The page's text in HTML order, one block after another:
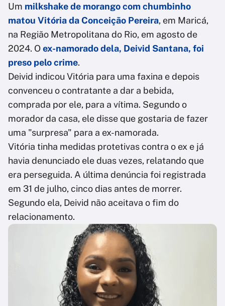
Um milkshake de morango com chumbinho
matou Vitória da Conceição Pereira, em Maricá,
na Região Metropolitana do Rio, em agosto de
2024. Oex-namorado dela, Deivid Santana, foi
preso pelo crime.
Deivid indicou Vitória para uma faxina e depois
convenceu o contratante a dar a bebida,
comprada por ele, para a vítima. Segundo o
morador da casa, ele disse que gostaria de fazer
uma "surpresa" para a ex-namorada.
Vitória tinha medidas protetivas contra o ex e já
havia denunciado ele duas vezes, relatando que
era perseguida. A última denúncia foi registrada
em 31 de julho, cinco dias antes de morrer.
Segundo ela, Deivid não aceitava o fim do
relacionamento.